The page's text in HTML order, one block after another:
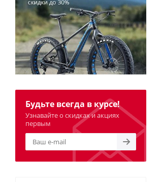
Будьте всегда в курсе!
Узнавайте о скидках и акциях
первым